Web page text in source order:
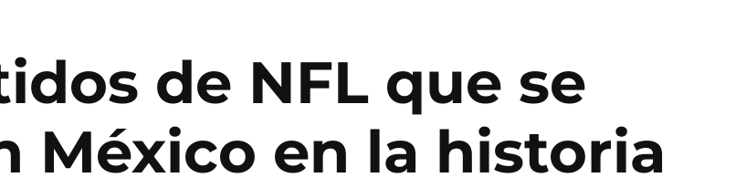
de NFL que se
México en la historia